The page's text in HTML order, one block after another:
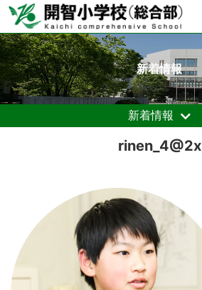
新着情報
新着情報
rinen_4@2x